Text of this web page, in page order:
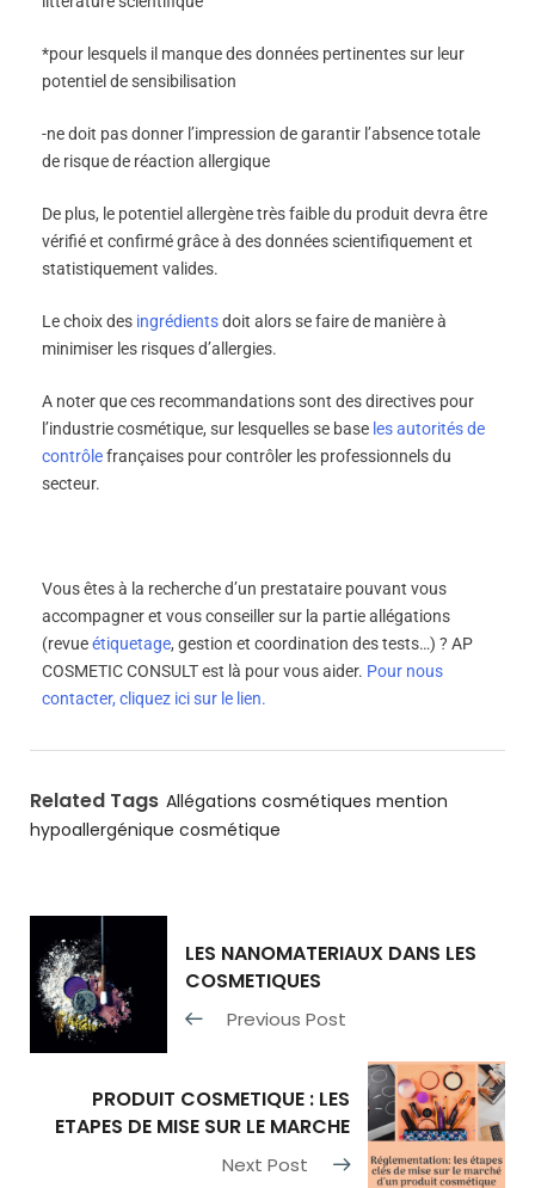
*pour lesquels il manque des données pertinentes sur leur
potentiel de sensibilisation
-ne doit pas donner l’impression de garantir l’absence totale
de risque de réaction allergique
De plus, le potentiel allergène très faible du produit devra être
vérifié et confirmé grâce à des données scientifiquement et
statistiquement valides.
Le choix des ingrédientsdoit alors se faire de manière à
minimiser les risques d’allergies.
A noter que ces recommandations sont des directives pour
l’industrie cosmétique, sur lesquelles se base les autorités de
contrôlefrançaises pour contrôler les professionnels du
secteur.
Vous êtes à la recherche d’un prestataire pouvant vous
accompagner et vous conseiller sur la partie allégations
(revueétiquetage, gestion et coordination des tests…) ? AP
COSMETIC CONSULT est là pour vous aider. Pour nous
contacter, cliquez ici sur le lien.
Related Tags Allégations cosmétiques mention
hypoallergénique cosmétique
LES NANOMATERIAUX DANS LES
COSMETIQUES
Previous Post
PRODUIT COSMETIQUE : LES
ETAPES DE MISE SUR LE MARCHE
Next Post